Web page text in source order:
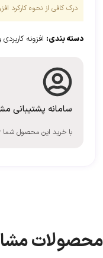
درک کافی از نحوه کارکرد
دسته بندی: افزونه
سامانه پشتیبانی
با خرید این محصول شما 6 ماه پشتیبانی رایگان خواهید داشت.
محصولات